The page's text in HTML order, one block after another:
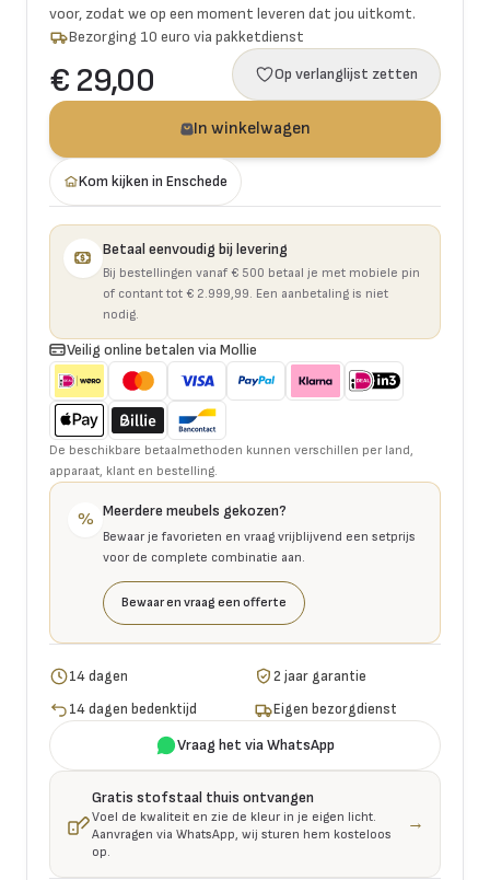
voor, zodat we op een moment leveren dat jou uitkomt.
Bezorging 10 euro via pakketdienst
€ 29,00 Op verlanglijst zetten
In winkelwagen
Kom kijken in Enschede
Betaal eenvoudig bij levering
Bij bestellingen vanaf € 500 betaal je met mobiele pin
of contant tot € 2.999,99. Een aanbetaling is niet
nodig.
Veilig online betalen via Mollie
De beschikbare betaalmethoden kunnen verschillen per land,
apparaat, klant en bestelling.
% Meerdere meubels gekozen?
Bewaar je favorieten en vraag vrijblijvend een setprijs
voor de complete combinatie aan.
Bewaar en vraag een offerte
14 dagen
2 jaar garantie
14 dagen bedenktijd
Eigen bezorgdienst
Vraag het via WhatsApp
Gratis stofstaal thuis ontvangen
Voel de kwaliteit en zie de kleur in je eigen licht.
Aanvragen via WhatsApp, wij sturen hem kosteloos
op.
→